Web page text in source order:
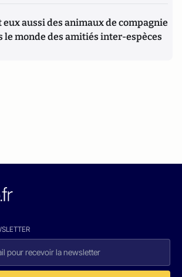
eux aussi des animaux de compagnie
le monde des amitiés inter-espèces